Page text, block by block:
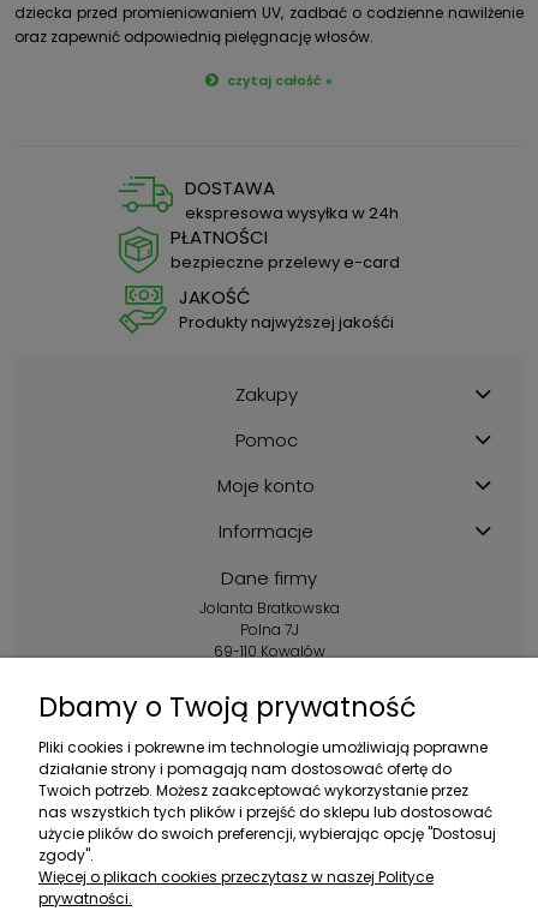
dziecka przed promieniowaniem UV, zadbać o codzienne nawilżenie
oraz zapewnić odpowiednią pielęgnację włosów.
czytaj całość »
DOSTAWA
ekspresowa wysyłka w 24h
PŁATNOŚCI
bezpieczne przelewy e-card
JAKOŚĆ
Produkty najwyższej jakośći
Zakupy
Pomoc
Moje konto
Informacje
Dane firmy
Jolanta Bratkowska
Polna 7J
69-110 Kowalów
+48 602 356 983
pon.-pt.: 10:00-16:00
sklep@ebratek.pl
Dbamy o Twoją prywatność
Pliki cookies i pokrewne im technologie umożliwiają poprawne
działanie strony i pomagają nam dostosować ofertę do
Twoich potrzeb. Możesz zaakceptować wykorzystanie przez
nas wszystkich tych plików i przejść do sklepu lub dostosować
użycie plików do swoich preferencji, wybierając opcję "Dostosuj
zgody".
Więcej o plikach cookies przeczytasz w naszej Polityce
prywatności.